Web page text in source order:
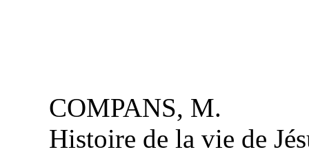
COMPANS, M.
Histoire de la vie de